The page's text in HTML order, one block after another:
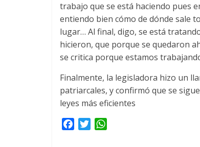
trabajo que se está haciendo pues
entiendo bien cómo de dónde sale
lugar… Al final, digo, se está
hicieron, que porque se quedaron
se critica porque estamos
Finalmente, la legisladora hizo un
patriarcales, y confirmó que se
leyes más eficientes